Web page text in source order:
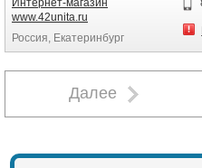
коллектор
городского
Интернет-магазин
www.42unita.ru
Россия, Екатеринбург
Далее